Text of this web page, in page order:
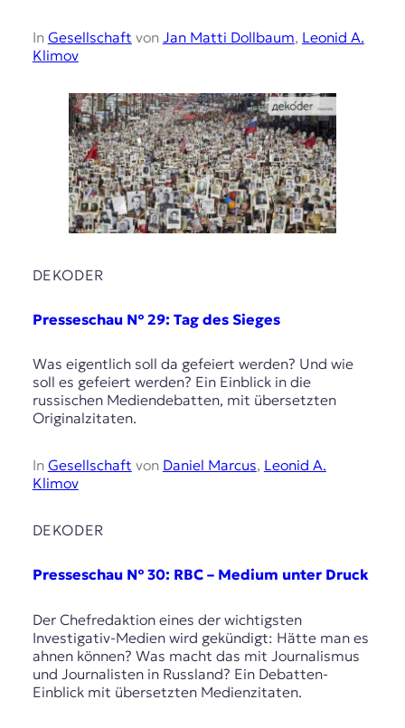
In Gesellschaft von Jan Matti Dollbaum, Leonid A.
Klimov
DEKODER
Presseschau № 29: Tag des Sieges
Was eigentlich soll da gefeiert werden? Und wie
soll es gefeiert werden? Ein Einblick in die
russischen Mediendebatten, mit übersetzten
Originalzitaten.
In Gesellschaft von Daniel Marcus, Leonid A.
Klimov
DEKODER
Presseschau № 30: RBC – Medium unter Druck
Der Chefredaktion eines der wichtigsten
Investigativ-Medien wird gekündigt: Hätte man es
ahnen können? Was macht das mit Journalismus
und Journalisten in Russland? Ein Debatten-
Einblick mit übersetzten Medienzitaten.